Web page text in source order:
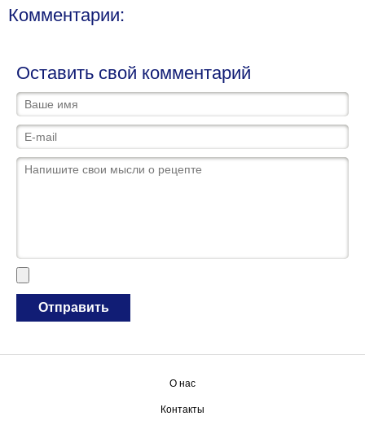
Комментарии:
Оставить свой комментарий
О нас
Контакты